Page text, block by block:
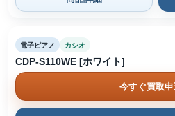
電子ピアノ カシオ
CDP-S110WE [ホワイト]
今すぐ買取